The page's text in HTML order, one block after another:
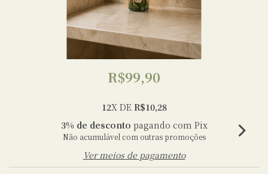
R$99,90
12X DE R$10,28
3% de desconto pagando com Pix
Não acumulável com outras promoções
Ver meios de pagamento